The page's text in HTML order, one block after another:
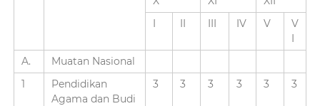
I
II III IV V
V
I
A.
Muatan Nasional
1
Pendidikan
Agama dan Budi
3 3 3 3 3 3